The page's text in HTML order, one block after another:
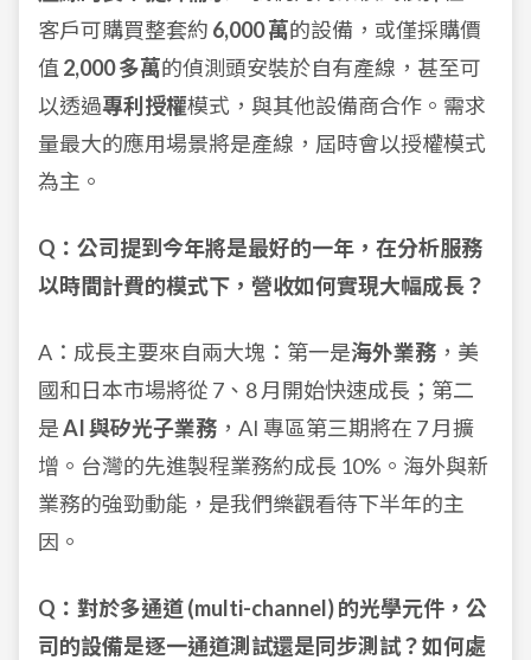
客戶可購買整套約 6,000 萬的設備，或僅採購價
值 2,000 多萬的偵測頭安裝於自有產線，甚至可
以透過專利授權模式，與其他設備商合作。需求
量最大的應用場景將是產線，屆時會以授權模式
為主。
Q：公司提到今年將是最好的一年，在分析服務
以時間計費的模式下，營收如何實現大幅成長？
A：成長主要來自兩大塊：第一是海外業務 ，美
國和日本市場將從 7、8 月開始快速成長；第二
是AI 與矽光子業務 ，AI 專區第三期將在 7 月擴
增。台灣的先進製程業務約成長 10%。海外與新
業務的強勁動能，是我們樂觀看待下半年的主
因。
Q：對於多通道 (multi-channel) 的光學元件，公
司的設備是逐一通道測試還是同步測試？如何處